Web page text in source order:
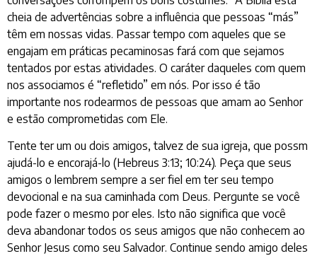
cheia de advertências sobre a influência que pessoas “más”
têm em nossas vidas. Passar tempo com aqueles que se
engajam em práticas pecaminosas fará com que sejamos
tentados por estas atividades. O caráter daqueles com quem
nos associamos é “refletido” em nós. Por isso é tão
importante nos rodearmos de pessoas que amam ao Senhor
e estão comprometidas com Ele.
Tente ter um ou dois amigos, talvez de sua igreja, que possm
ajudá-lo e encorajá-lo (Hebreus 3:13; 10:24). Peça que seus
amigos o lembrem sempre a ser fiel em ter seu tempo
devocional e na sua caminhada com Deus. Pergunte se você
pode fazer o mesmo por eles. Isto não significa que você
deva abandonar todos os seus amigos que não conhecem ao
Senhor Jesus como seu Salvador. Continue sendo amigo deles